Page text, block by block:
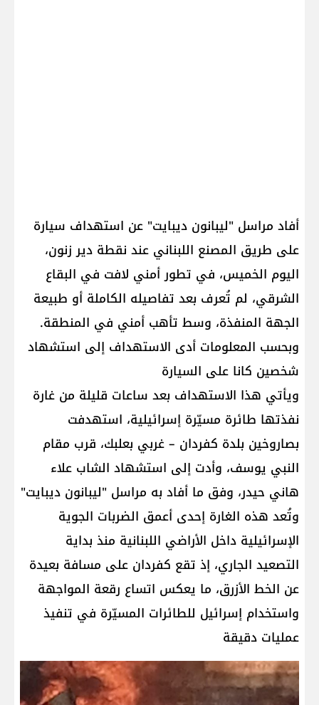
أفاد مراسل "ليبانون ديبايت" عن استهداف سيارة
على طريق المصنع اللبناني عند نقطة دير زنون،
اليوم الخميس، في تطور أمني لافت في البقاع
الشرقي، لم تُعرف بعد تفاصيله الكاملة أو طبيعة
الجهة المنفذة، وسط تأهب أمني في المنطقة.
وبحسب المعلومات أدى الاستهداف إلى استشهاد
شخصين كانا على السيارة
ويأتي هذا الاستهداف بعد ساعات قليلة من غارة
نفذتها طائرة مسيّرة إسرائيلية، استهدفت
بصاروخين بلدة كفردان – غربي بعلبك، قرب مقام
النبي يوسف، وأدت إلى استشهاد الشاب علاء
هاني حيدر، وفق ما أفاد به مراسل "ليبانون ديبايت"
وتُعد هذه الغارة إحدى أعمق الضربات الجوية
الإسرائيلية داخل الأراضي اللبنانية منذ بداية
التصعيد الجاري، إذ تقع كفردان على مسافة بعيدة
عن الخط الأزرق، ما يعكس اتساع رقعة المواجهة
واستخدام إسرائيل للطائرات المسيّرة في تنفيذ
عمليات دقيقة